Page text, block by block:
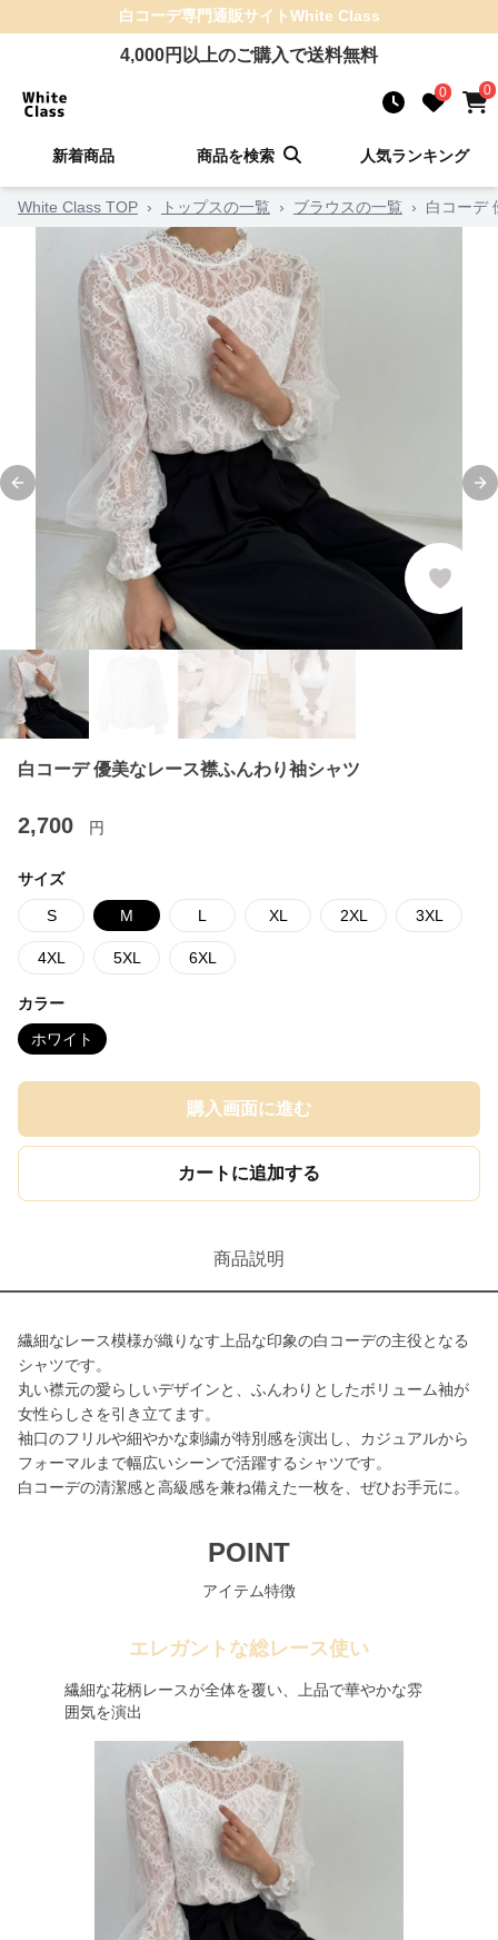
白コーデ専門通販サイトWhite Class
4,000円以上のご購入で送料無料
0 0
新着商品 商品を検索 人気ランキング
White Class TOP › トップスの一覧 › ブラウスの一覧 › 白コーデ
Previous slide
白コーデ 優美なレース襟ふんわり袖シャツ
2,700 円
サイズ
S M L XL 2XL 3XL
4XL 5XL 6XL
カラー
ホワイト
購入画面に進む
カートに追加する
商品説明
繊細なレース模様が織りなす上品な印象の白コーデの主役となる
シャツです。
丸い襟元の愛らしいデザインと、ふんわりとしたボリューム袖が
女性らしさを引き立てます。
袖口のフリルや細やかな刺繍が特別感を演出し、カジュアルから
フォーマルまで幅広いシーンで活躍するシャツです。
白コーデの清潔感と高級感を兼ね備えた一枚を、ぜひお手元に。
POINT
アイテム特徴
エレガントな総レース使い
繊細な花柄レースが全体を覆い、上品で華やかな雰
囲気を演出